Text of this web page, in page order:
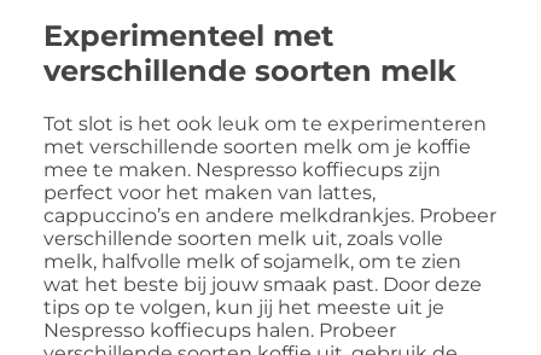
Experimenteel met
verschillende soorten melk
Tot slot is het ook leuk om te experimenteren
met verschillende soorten melk om je koffie
mee te maken. Nespresso koffiecups zijn
perfect voor het maken van lattes,
cappuccino’s en andere melkdrankjes. Probeer
verschillende soorten melk uit, zoals volle
melk, halfvolle melk of sojamelk, om te zien
wat het beste bij jouw smaak past. Door deze
tips op te volgen, kun jij het meeste uit je
Nespresso koffiecups halen. Probeer